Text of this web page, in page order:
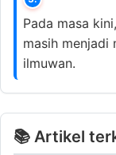
Pada masa
masih menjadi
ilmuwan.
📚 Artikel